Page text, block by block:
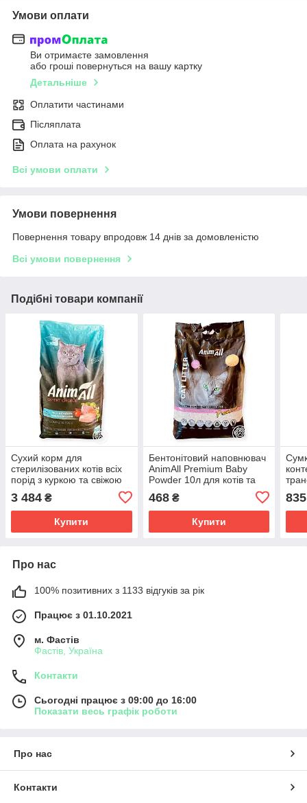
Умови оплати
Ви отримаєте замовлення
або гроші повернуться на вашу картку
Детальніше
Оплатити частинами
Післяплата
Оплата на рахунок
Всі умови оплати
Умови повернення
Повернення товару впродовж 14 днів за домовленістю
Всі умови повернення
Подібні товари компанії
Сухий корм для
стерилізованих котів вcіх
порід з куркою та свіжою
упаковка 10 кг
3 484 ₴
Купити
Бентонітовий наповнювач
AnimAll Premium Baby
Powder 10л для котів та
кішок для котячого туалету
з ароматом дитячої пудри
8,6кг
468₴
Купити
835
Про нас
100% позитивних з 1133 відгуків за рік
Працює з 01.10.2021
м. Фастів
Фастів, Україна
Контакти
Сьогодні працює з 09:00 до 16:00
Показати весь графік роботи
Про нас
Контакти